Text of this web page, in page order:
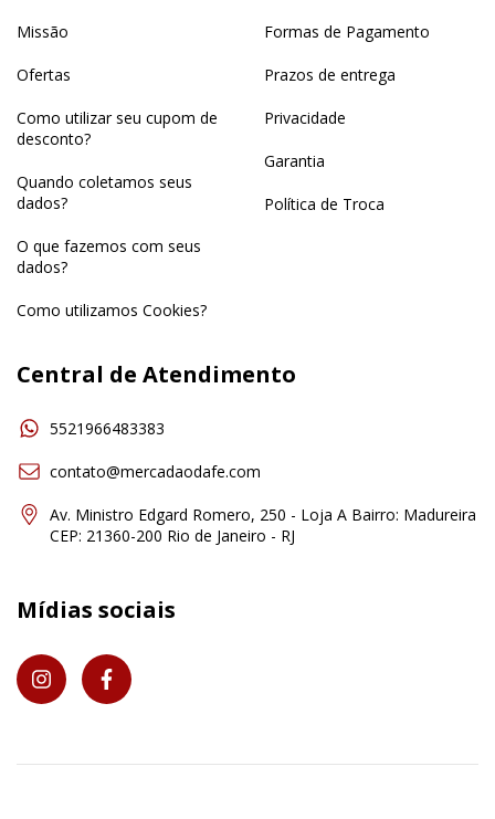
Missão
Ofertas
Como utilizar seu cupom de
desconto?
Quando coletamos seus
dados?
O que fazemos com seus
dados?
Como utilizamos Cookies?
Formas de Pagamento
Prazos de entrega
Privacidade
Garantia
Política de Troca
Central de Atendimento
5521966483383
contato@mercadaodafe.com
Av. Ministro Edgard Romero, 250 - Loja A Bairro: Madureira
CEP: 21360-200 Rio de Janeiro - RJ
Mídias sociais